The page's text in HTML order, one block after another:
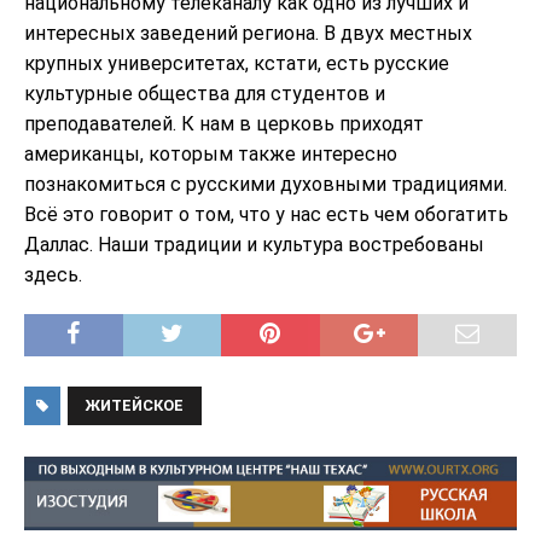
интересных заведений региона. В двух местных
крупных университетах, кстати, есть русские
культурные общества для студентов и
преподавателей. К нам в церковь приходят
американцы, которым также интересно
познакомиться с русскими духовными традициями.
Всё это говорит о том, что у нас есть чем обогатить
Даллас. Наши традиции и культура востребованы
здесь.
ЖИТЕЙСКОЕ